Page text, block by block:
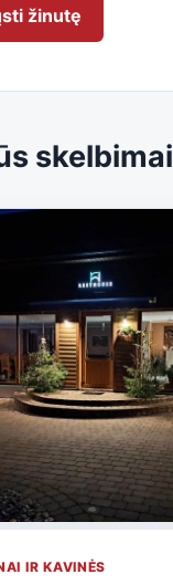
žinutę
skelbimai
IR KAVINĖS